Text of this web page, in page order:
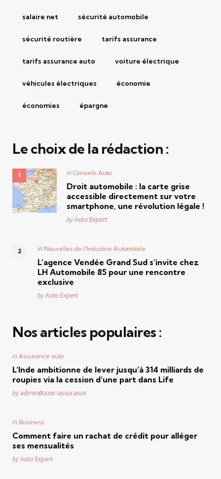
salaire net sécurité automobile
sécurité routière tarifs assurance
tarifs assurance auto voiture électrique
véhicules électriques économie
économies épargne
Le choix de la rédaction :
Posted
in Conseils Auto
Droit automobile : la carte grise
accessible directement sur votre
smartphone, une révolution légale !
Posted
byAuto Expert
Posted
in Nouvelles de l'Industrie Automobile
L’agence Vendée Grand Sud s’invite chez
LH Automobile 85 pour une rencontre
exclusive
Posted
byAuto Expert
Nos articles populaires :
Posted
in Assurance auto
L’Inde ambitionne de lever jusqu’à 314 milliards de
roupies via la cession d’une part dans Life
Posted
by admin@azur-assurance
Posted
in Business
Comment faire un rachat de crédit pour alléger
ses mensualités
Posted
byAuto Expert